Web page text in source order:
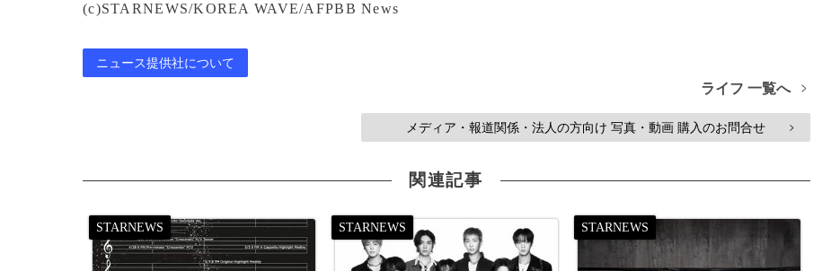
(c)STARNEWS/KOREA WAVE/AFPBB News
ニュース提供社について
ライフ 一覧へ >
メディア・報道関係・法人の方向け 写真・動画 購入のお問合せ >
関連記事